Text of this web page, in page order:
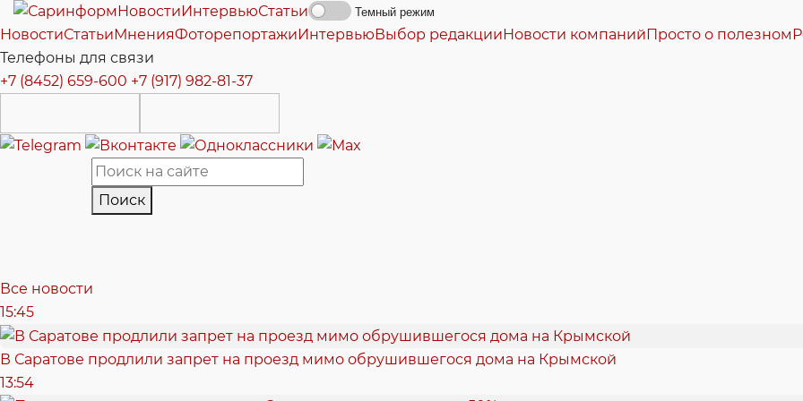
НовостиИнтервьюСтатьи Темный режим
НовостиСтатьиМненияФоторепортажиИнтервьюВыбор редакцииНовости компанийПросто о полезном
Телефоны для связи
+7 (8452) 659-600 +7 (917) 982-81-37
Поиск
Все новости
15:45
В Саратове продлили запрет на проезд мимо обрушившегося дома на Крымской
13:54